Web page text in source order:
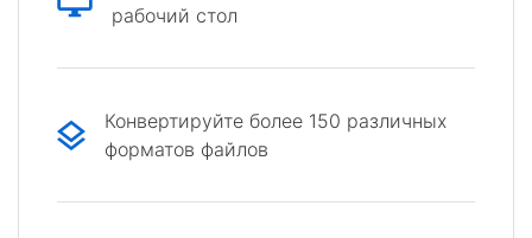
рабочий стол
Конвертируйте более 150 различных
форматов файлов